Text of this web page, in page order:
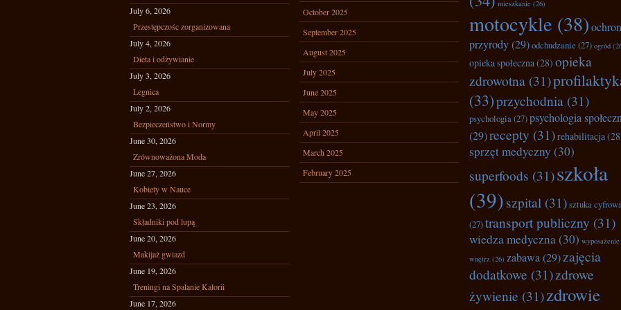
July 6, 2026
Przestępczośc zorganizowana
July 4, 2026
Dieta i odżywianie
July 3, 2026
Legnica
July 2, 2026
Bezpieczeństwo i Normy
June 30, 2026
Zrównoważona Moda
June 27, 2026
Kobiety w Nauce
June 23, 2026
Składniki pod lupą
June 20, 2026
Makijaż gwiazd
June 19, 2026
Treningi na Spalanie Kalorii
June 17, 2026
October 2025
September 2025
August 2025
July 2025
June 2025
May 2025
April 2025
March 2025
February 2025
mieszkanie (26)
motocykle (38)
przyrody(29)odchudzanie (27) ogród
opieka społeczna(28) opieka
zdrowotna (31)
(33)przychodnia (31)
psychologia(27)psychologia
(29)recepty (31)rehabilitacja
sprzęt medyczny (30)
superfoods (31)szkoła
(39)szpital (31)sztuka
(27)transport publiczny (31)
wiedza medyczna(30) wyposażenie
wnętrz (26) zabawa(29)zajęcia
dodatkowe (31)zdrowe
żywienie (31)zdrowie